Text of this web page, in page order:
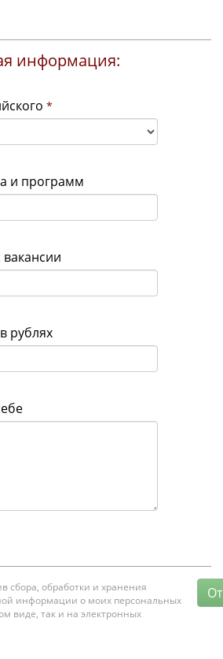
информация:
*
и программ
рублях
сбора, обработки и хранения
информации о моих персональных
виде, так и на электронных